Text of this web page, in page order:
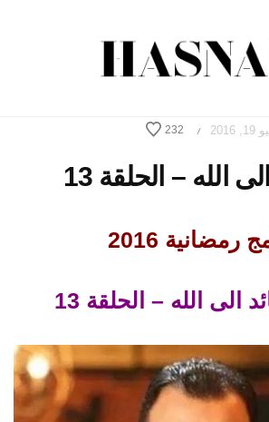
2016
/
232
الله – الحلقة 13
رمضانية 2016
الى الله – الحلقة 13